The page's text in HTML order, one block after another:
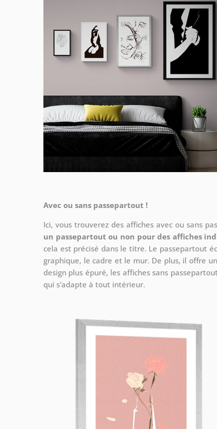
Avec ou sans passepartout !
Ici, vous trouverez des affiches avec ou sans
un passepartout ou non pour des affiches
cela est précisé dans le titre. Le passepartout
graphique, le cadre et le mur. De plus, il offre
design plus épuré, les affiches sans
qui s'adapte à tout intérieur.